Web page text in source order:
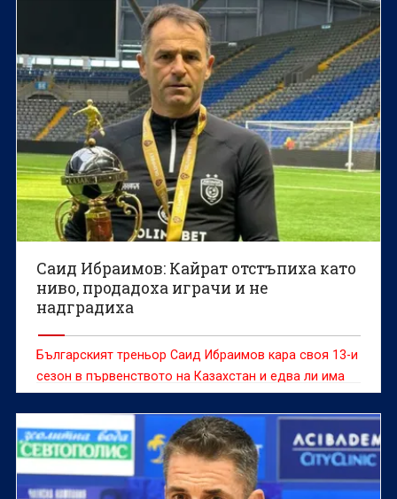
Саид Ибраимов: Кайрат отстъпиха като
ниво, продадоха играчи и не
надградиха
Българският треньор Саид Ибраимов кара своя 13-и
сезон в първенството на Казахстан и едва ли има
човек, който може да говори по-компетентно за
футбола, отборите и играчите от тази страна.